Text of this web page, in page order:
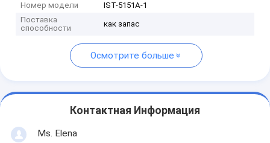
Номер модели
IST-5151A-1
Поставка
способности
как запас
Осмотрите больше
Контактная Информация
Ms. Elena